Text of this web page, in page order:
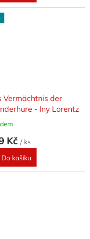
Vermächtnis der
- Iny Lorentz
Kč / ks
Do košíku